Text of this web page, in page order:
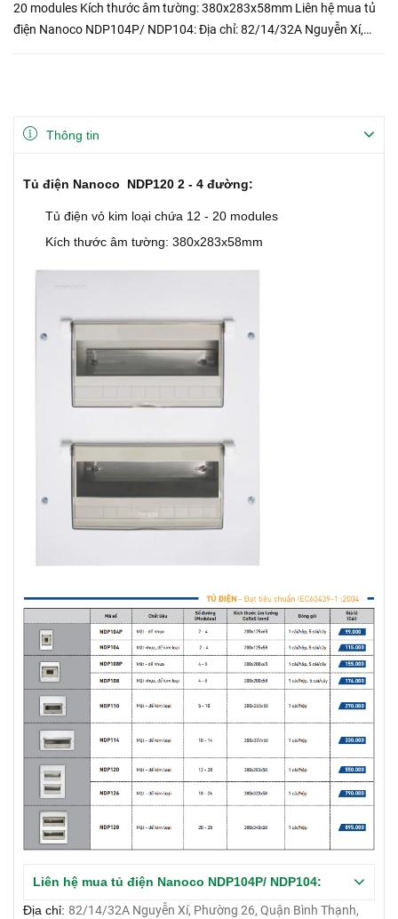
20 modules Kích thước âm tường: 380x283x58mm Liên hệ mua tủ
điện Nanoco NDP104P/ NDP104: Địa chỉ: 82/14/32A Nguyễn Xí,
Thông tin
Tủ điện Nanoco NDP120 2 - 4 đường:
Tủ điện vỏ kim loại chứa 12 - 20 modules
Kích thước âm tường: 380x283x58mm
Liên hệ mua tủ điện Nanoco NDP104P/ NDP104:
Địa chỉ: 82/14/32A Nguyễn Xí, Phường 26, Quận Bình Thạnh,